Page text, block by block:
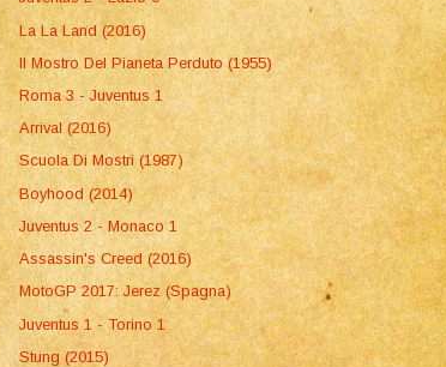
La La Land (2016)
Il Mostro Del Pianeta Perduto (1955)
Roma 3 - Juventus 1
Arrival (2016)
Scuola Di Mostri (1987)
Boyhood (2014)
Juventus 2 - Monaco 1
Assassin's Creed (2016)
MotoGP 2017: Jerez (Spagna)
Juventus 1 - Torino 1
Stung (2015)